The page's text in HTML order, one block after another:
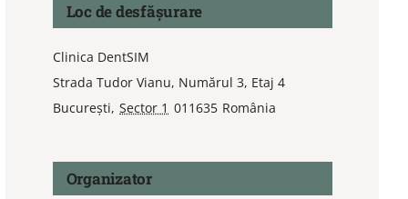
Loc de desfășurare
Clinica DentSIM
Strada Tudor Vianu, Numărul 3, Etaj 4
București, Sector 1 011635 România
Organizator